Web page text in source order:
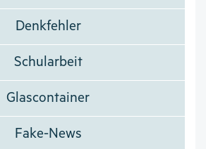
Denkfehler
Schularbeit
Glascontainer
Fake-News